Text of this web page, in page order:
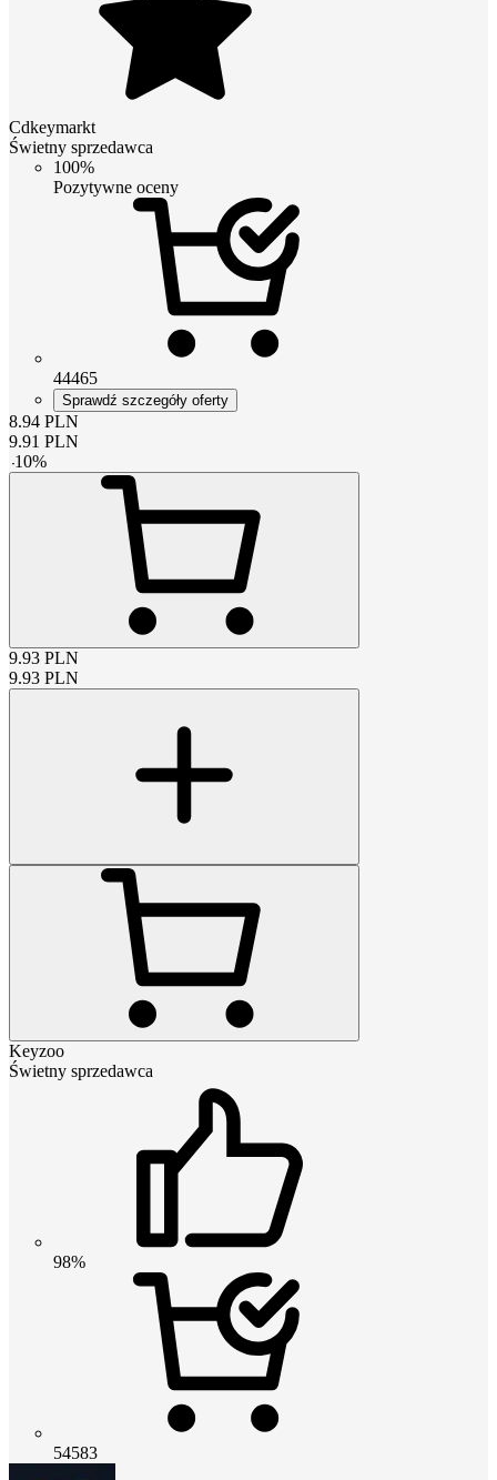
Cdkeymarkt
Świetny sprzedawca
100%
Pozytywne oceny
44465
Sprawdź szczegóły oferty
8.94 PLN
9.91 PLN
-10%
9.93 PLN
9.93 PLN
Keyzoo
Świetny sprzedawca
98%
54583